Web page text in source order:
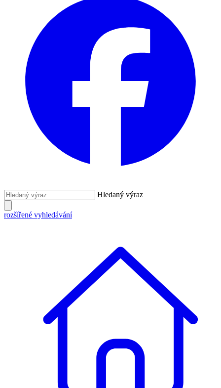
Hledaný výraz
rozšířené vyhledávání